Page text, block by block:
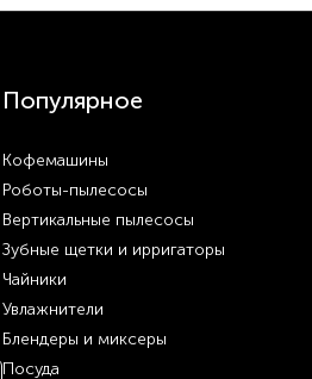
Популярное
Кофемашины
Роботы-пылесосы
Вертикальные пылесосы
Зубные щетки и ирригаторы
Чайники
Увлажнители
Блендеры и миксеры
Посуда